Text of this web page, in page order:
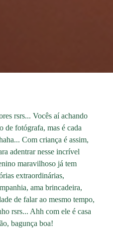
rsrs... Vocês aí achando
fotógrafa, mas é cada
Com criança é assim,
adentrar nesse incrível
maravilhoso já tem
extraordinárias,
ama brincadeira,
de falar ao mesmo tempo,
rsrs... Ahh com ele é casa
bagunça boa!